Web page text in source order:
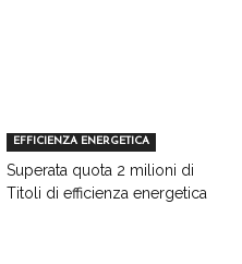
EFFICIENZA ENERGETICA
Superata quota 2 milioni di
Titoli di efficienza energetica